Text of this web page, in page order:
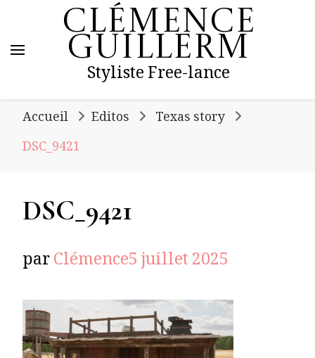
Clémence
Guillerm
Styliste Free-lance
Accueil Editos
Texas story
DSC_9421
DSC_9421
parClémence5 juillet 2025